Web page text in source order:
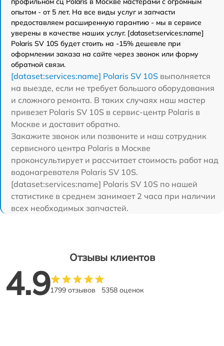
опытом - от 5 лет. На все виды услуг и запчасти
предоставляем расширенную гарантию - мы в сервисе
уверены в качестве наших услуг. [dataset:services:name]
Polaris SV 10S будет стоить на -15% дешевле при
оформлении заказа на сайте через звонок или форму
обратной связи.
[dataset:services:name] Polaris SV 10S выполняется
на выезде, если не требует большого оборудования
и сложного ремонта. В таких случаях наш мастер
привезет Polaris SV 10S в сервис-центр Polaris в
Москве и доставит обратно.
Закажите звонок или позвоните и наш сотрудник
сервисного центра Polaris в Москве
проконсультирует и рассчитает стоимость работ над
водонагревателя Polaris SV 10S.
[dataset:services:name] Polaris SV 10S по нашей
статистике в среднем занимает 2 часа при наличии
всех необходимых запчастей.
Отзывы клиентов
4.91799 отзывов 5358 оценок